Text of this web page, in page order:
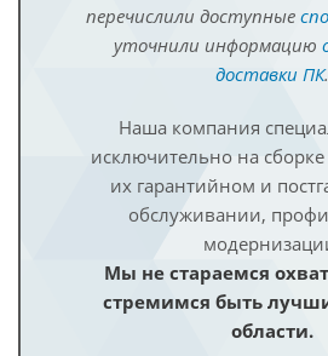
перечислили доступные
уточнили информацию
доставки ПК.
Наша компания
исключительно на
их гарантийном и
обслуживании,
Мы не стараемся
стремимся быть
области.